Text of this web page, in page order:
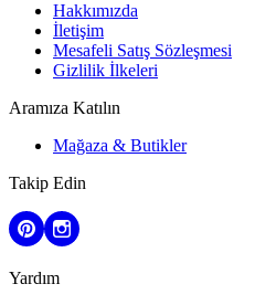
Hakkımızda
İletişim
Mesafeli Satış Sözleşmesi
Gizlilik İlkeleri
Aramıza Katılın
Mağaza & Butikler
Takip Edin
Yardım